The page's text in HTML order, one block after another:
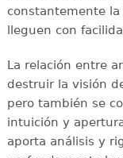
constantemente
lleguen con
La relación entre
destruir la visión
pero también se
intuición y
aporta análisis y